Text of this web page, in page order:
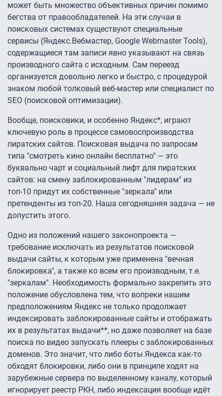
может быть множество объективных причин помимо
бегства от правообладателей. На эти случаи в
поисковых системах существуют специальные
сервисы (Яндекс.Вебмастер, Google Webmaster Tools),
содержащиеся там записи явно указывают на связь
производного сайта с исходным. Сам переезд
организуется довольно легко и быстро, с процедурой
знаком любой толковый веб-мастер или специалист по
SEO (поисковой оптимизации).
Вообще, поисковики, и особенно Яндекс*, играют
ключевую роль в процессе самовоспроизводства
пиратских сайтов. Поисковая выдача по запросам
типа "смотреть кино онлайн бесплатно" — это
буквально чарт и социальный лифт для пиратских
сайтов: на смену заблокированным "лидерам" из
топ-10 придут их собственные "зеркала" или
претенденты из топ-20. Наша сегодняшняя задача — не
допустить этого.
Одно из положений нашего законопроекта —
требование исключать из результатов поисковой
выдачи сайты, к которым уже применена "вечная
блокировка", а также ко всем его производным, т.е.
"зеркалам". Необходимость формально закрепить это
положение обусловлена тем, что вопреки нашим
предположениям Яндекс не только продолжает
индексировать заблокированные сайты и отображать
их в результатах выдачи**, но даже позволяет на базе
поиска по видео запускать плееры с заблокированных
доменов. Это значит, что либо боты Яндекса как-то
обходят блокировки, либо они в принципе ходят на
зарубежные сервера по выделенному каналу, который
игнорирует реестр РКН, либо индексация вообще идёт